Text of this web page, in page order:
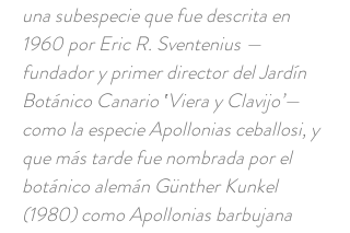
una subespecie que fue descrita en
1960 por Eric R. Sventenius —
fundador y primer director del Jardín
Botánico Canario ‛Viera y Clavijo’—
como la especie Apollonias ceballosi, y
que más tarde fue nombrada por el
botánico alemán Günther Kunkel
(1980) como Apollonias barbujana